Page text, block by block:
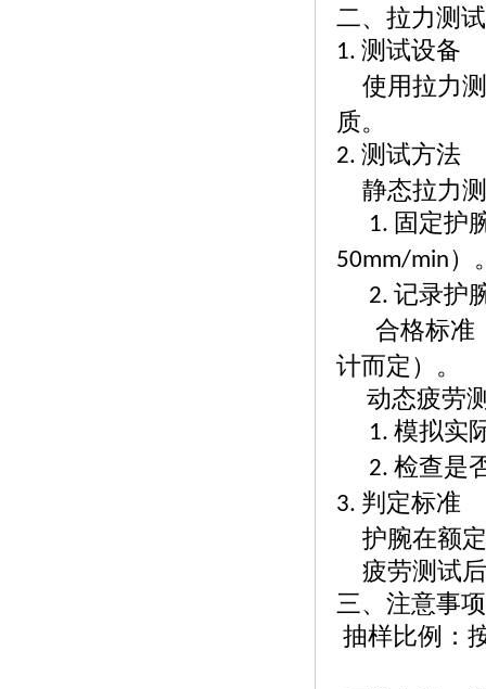
二、拉力测
1. 测试设备
使用拉力
质。
2. 测试方法
静态拉力
1. 固定护
50mm/min
2. 记录护
合格标准
计而定）。
动态疲劳
1. 模拟实
2. 检查是
3. 判定标准
护腕在额
疲劳测试
三、注意事项
抽样比例：